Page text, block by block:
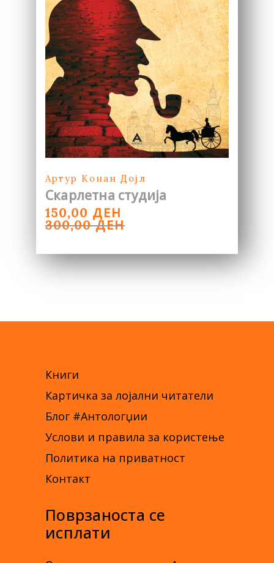
Артур Конан Дојл
Скарлетна студија
300,00ДЕН
ORIGINAL
PRICE
WAS:
150,00 ДЕН
CURRENT
PRICE
IS:
Книги
Картичка за лојални читатели
Блог #Антологџии
Услови и правила за користење
Политика на приватност
Контакт
Поврзаноста се
исплати